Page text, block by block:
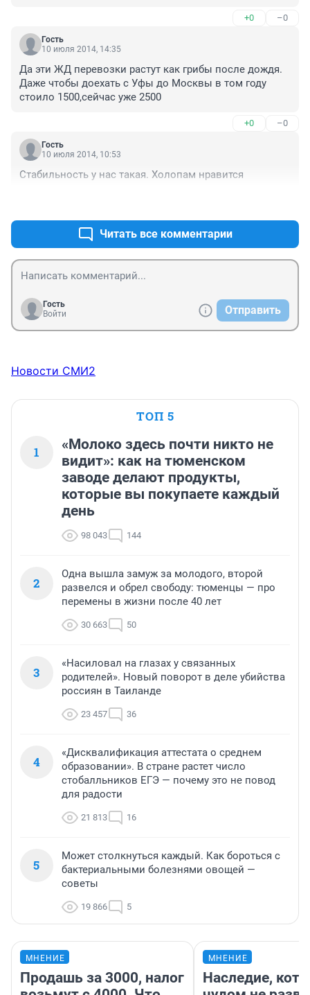
+0 –0
Гость
10 июля 2014, 14:35
Да эти ЖД перевозки растут как грибы после дождя.
Даже чтобы доехать с Уфы до Москвы в том году
стоило 1500,сейчас уже 2500
+0 –0
Гость
10 июля 2014, 10:53
Стабильность у нас такая. Холопам нравится
Читать все комментарии
Гость
Войти
Отправить
Новости СМИ2
ТОП 5
1
«Молоко здесь почти никто не
видит»: как на тюменском
заводе делают продукты,
которые вы покупаете каждый
день
98 043 144
2
Одна вышла замуж за молодого, второй
развелся и обрел свободу: тюменцы — про
перемены в жизни после 40 лет
30 663 50
3
«Насиловал на глазах у связанных
родителей». Новый поворот в деле убийства
россиян в Таиланде
23 457 36
4
«Дисквалификация аттестата о среднем
образовании». В стране растет число
стобалльников ЕГЭ — почему это не повод
для радости
21 813 16
5
Может столкнуться каждый. Как бороться с
бактериальными болезнями овощей —
советы
19 866 5
МНЕНИЕ
Продашь за 3000, налог
МНЕНИЕ
Наследие,